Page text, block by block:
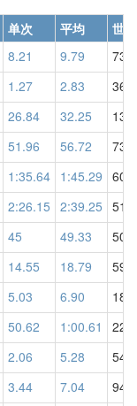
单次 平均
世
8.21 9.79
1.27 2.83
26.84 32.25
51.96 56.72
738
1:35.64 1:45.29 602
2:26.15 2:39.25 511
45 49.33
14.55 18.79
5.03 6.90
50.62 1:00.61
2.06 5.28
3.44 7.04